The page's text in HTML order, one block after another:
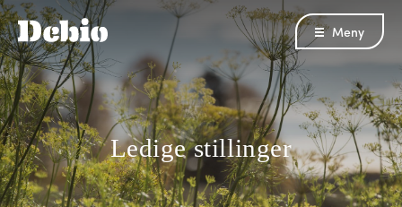
Ledige stillinger
Meny